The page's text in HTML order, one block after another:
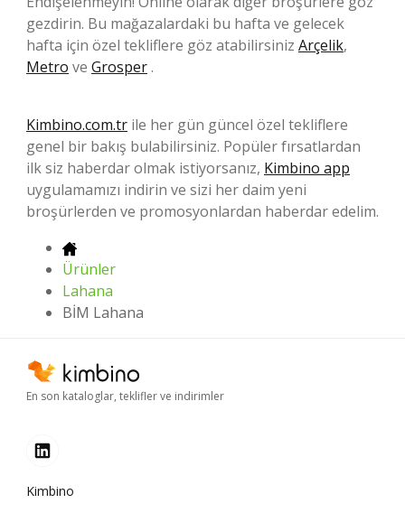
gezdirin. Bu mağazalardaki bu hafta ve gelecek
hafta için özel tekliflere göz atabilirsiniz Arçelik,
Metro ve Grosper.
Kimbino.com.tr ile her gün güncel özel tekliflere
genel bir bakış bulabilirsiniz. Popüler fırsatlardan
ilk siz haberdar olmak istiyorsanız, Kimbino app
uygulamamızı indirin ve sizi her daim yeni
broşürlerden ve promosyonlardan haberdar edelim.
Ürünler
Lahana
BİM Lahana
En son kataloglar, teklifler ve indirimler
Kimbino